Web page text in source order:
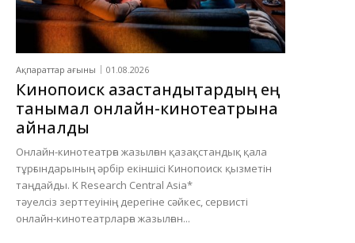
Ақпараттар ағыны 01.08.2026
Кинопоиск қазақстандықтардың ең
танымал онлайн-кинотеатрына
айналды
Онлайн-кинотеатрға жазылған қазақстандық қала
тұрғындарының әрбір екіншісі Кинопоиск қызметін
таңдайды. K Research Central Asia*
тәуелсіз зерттеуінің дерегіне сәйкес, сервисті
онлайн-кинотеатрларға жазылған...